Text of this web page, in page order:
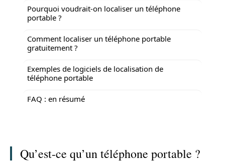
Pourquoi voudrait-on localiser un téléphone
portable ?
Comment localiser un téléphone portable
gratuitement ?
Exemples de logiciels de localisation de
téléphone portable
FAQ : en résumé
Qu’est-ce qu’un téléphone portable ?